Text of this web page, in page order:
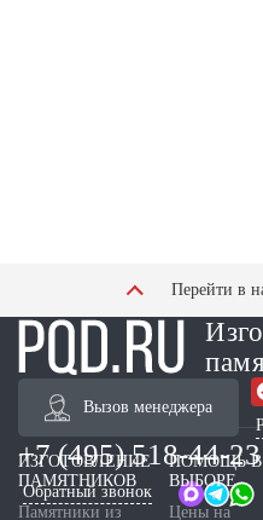
Перейти в
Вызов менеджера
+7 (495) 518-44-23
Обратный звонок
ИЗГОТОВЛЕНИЕ
ПАМЯТНИКОВ
Памятники из
ПОМОЩЬ В
ВЫБОРЕ
Цены на